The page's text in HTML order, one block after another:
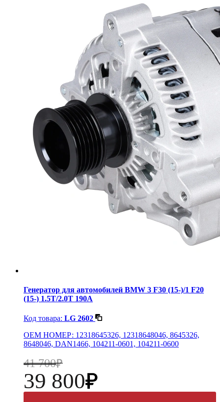
Генератор для автомобилей BMW 3 F30 (15-)/1 F20
(15-) 1.5T/2.0T 190A
Код товара: LG 2602
OEM НОМЕР: 12318645326, 12318648046, 8645326,
8648046, DAN1466, 104211-0601, 104211-0600
41 700
39 800